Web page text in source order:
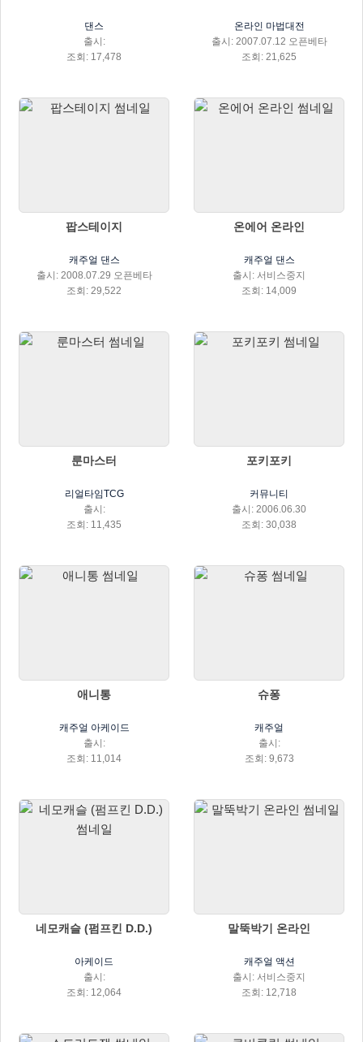
댄스
출시:
조회: 17,478
온라인 마법대전
출시: 2007.07.12 오픈베타
조회: 21,625
팝스테이지
캐주얼 댄스
출시: 2008.07.29 오픈베타
조회: 29,522
온에어 온라인
캐주얼 댄스
출시: 서비스중지
조회: 14,009
룬마스터
리얼타임TCG
출시:
조회: 11,435
포키포키
커뮤니티
출시: 2006.06.30
조회: 30,038
애니통
캐주얼 아케이드
출시:
조회: 11,014
슈퐁
캐주얼
출시:
조회: 9,673
네모캐슬 (펌프킨 D.D.)
아케이드
출시:
조회: 12,064
말뚝박기 온라인
캐주얼 액션
출시: 서비스중지
조회: 12,718